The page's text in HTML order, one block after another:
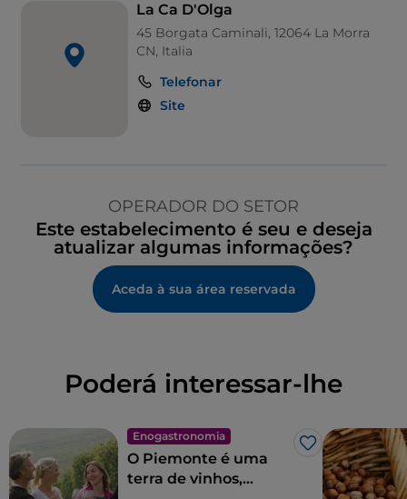
La Ca D'Olga
45 Borgata Caminali, 12064 La Morra
CN, Italia
Telefonar
Site
OPERADOR DO SETOR
Este estabelecimento é seu e deseja
atualizar algumas informações?
Aceda à sua área reservada
Poderá interessar-lhe
Enogastronomia
Gosto
O Piemonte é uma
terra de vinhos,